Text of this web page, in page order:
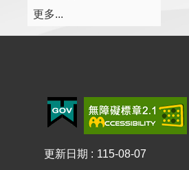
更多...
更新日期 115-08-07